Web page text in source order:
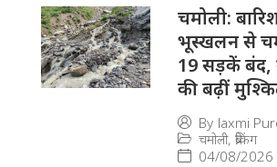
चमोली:
भूस्खलन से
19 सड़कें बंद,
की बढ़ीं
By laxmi
चमोली, ब्रेकिंग
04/08/2026